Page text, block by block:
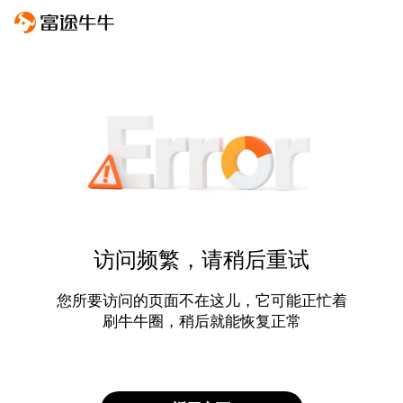
访问频繁，请稍后重试
您所要访问的页面不在这儿，它可能正忙着
刷牛牛圈，稍后就能恢复正常